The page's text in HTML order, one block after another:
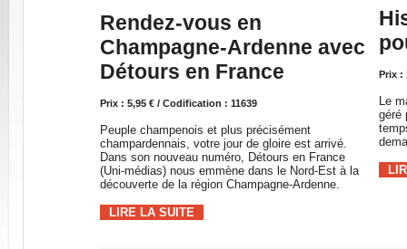
Rendez-vous en
Champagne-Ardenne avec
Détours en France
Prix : 5,95 € / Codification : 11639
Peuple champenois et plus précisément
champardennais, votre jour de gloire est arrivé.
Dans son nouveau numéro, Détours en France
(Uni-médias) nous emmène dans le Nord-Est à la
découverte de la région Champagne-Ardenne.
LIRE LA SUITE
Prix :
Le
géré